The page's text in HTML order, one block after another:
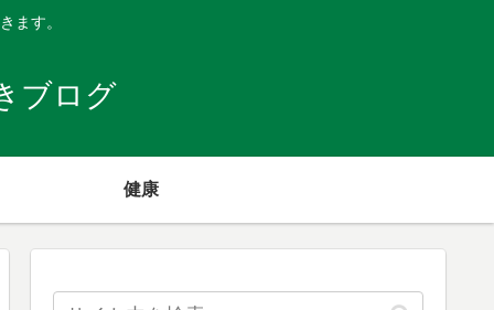
ます。
ブログ
健康